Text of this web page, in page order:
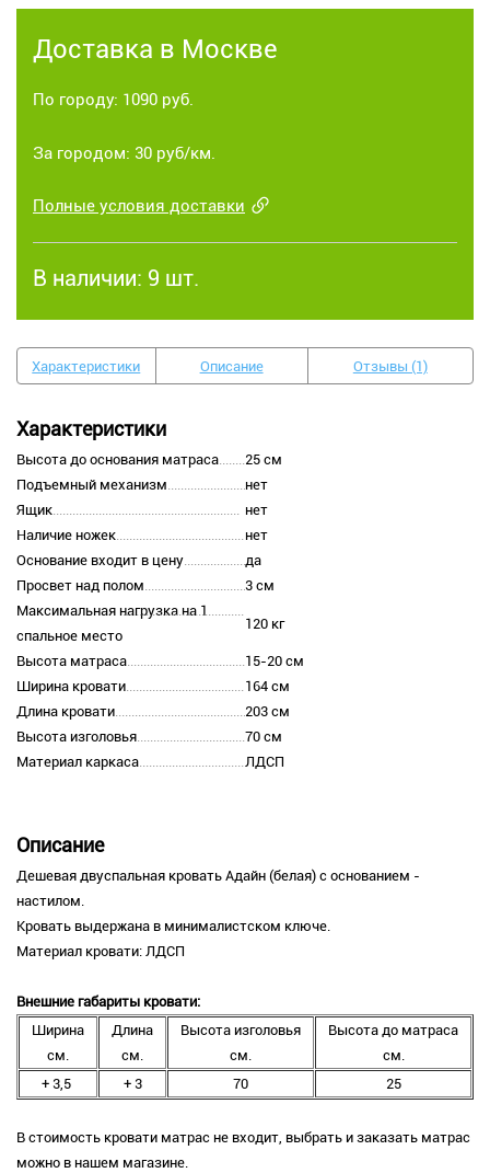
Доставка в Москве
По городу: 1090 руб.
За городом: 30 руб/км.
Полные условия доставки
В наличии: 9 шт.
Характеристики Описание Отзывы (1)
Характеристики
Высота до основания матраса
25 см
Подъемный механизм
нет
Ящик
нет
Наличие ножек
нет
Основание входит в цену
да
Просвет над полом
3 см
Максимальная нагрузка на 1
спальное место
120 кг
Высота матраса
15-20 см
Ширина кровати
164 см
Длина кровати
203 см
Высота изголовья
70 см
Материал каркаса
ЛДСП
Описание
Дешевая двуспальная кровать Адайн (белая) с основанием -
настилом.
Кровать выдержана в минималистском ключе.
Материал кровати: ЛДСП
Внешние габариты кровати:
Ширина
см.
Длина
см.
Высота изголовья
см.
Высота до матраса
см.
+ 3,5
+ 3 70 25
В стоимость кровати матрас не входит, выбрать и заказать матрас
можно в нашем магазине.